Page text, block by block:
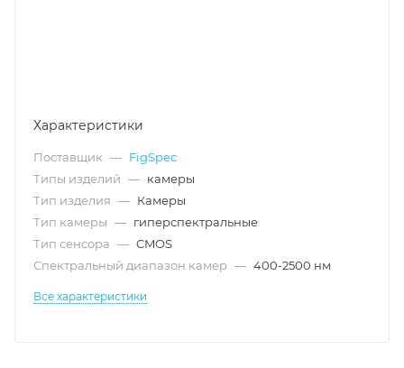
Характеристики
Поставщик — FigSpec
Типы изделий — камеры
Тип изделия — Камеры
Тип камеры — гиперспектральные
Тип сенсора — CMOS
Спектральный диапазон камер — 400-2500 нм
Все характеристики